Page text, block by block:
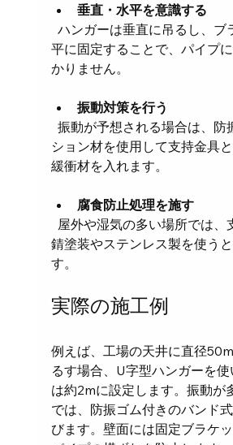
垂直・水平を意識する
平に固定することで、パイプ
かりません。
振動対策を行う
ション材を使用して支持金具
緩衝材を入れます。
腐食防止処理を施す
錆塗装やステンレス製を使う
す。
実際の施工例
例えば、工場の天井に直径
るす場合、U字型ハンガーを
は約2mに設定します。振動が
では、防振ゴム付きのバンド
びます。壁面には固定ブラケッ